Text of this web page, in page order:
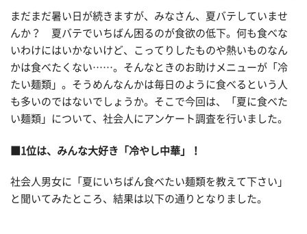
まだまだ暑い日が続きますが、みなさん、夏バテしていませ
んか？ 夏バテでいちばん困るのが食欲の低下。何も食べな
いわけにはいかないけど、こってりしたものや熱いものなん
かは食べたくない……。そんなときのお助けメニューが「冷
たい麺類」。そうめんなんかは毎日のように食べるという人
も多いのではないでしょうか。そこで今回は、「夏に食べた
い麺類」について、社会人にアンケート調査を行いました。
■1位は、みんな大好き「冷やし中華」！
社会人男女に「夏にいちばん食べたい麺類を教えて下さい」
と聞いてみたところ、結果は以下の通りとなりました。